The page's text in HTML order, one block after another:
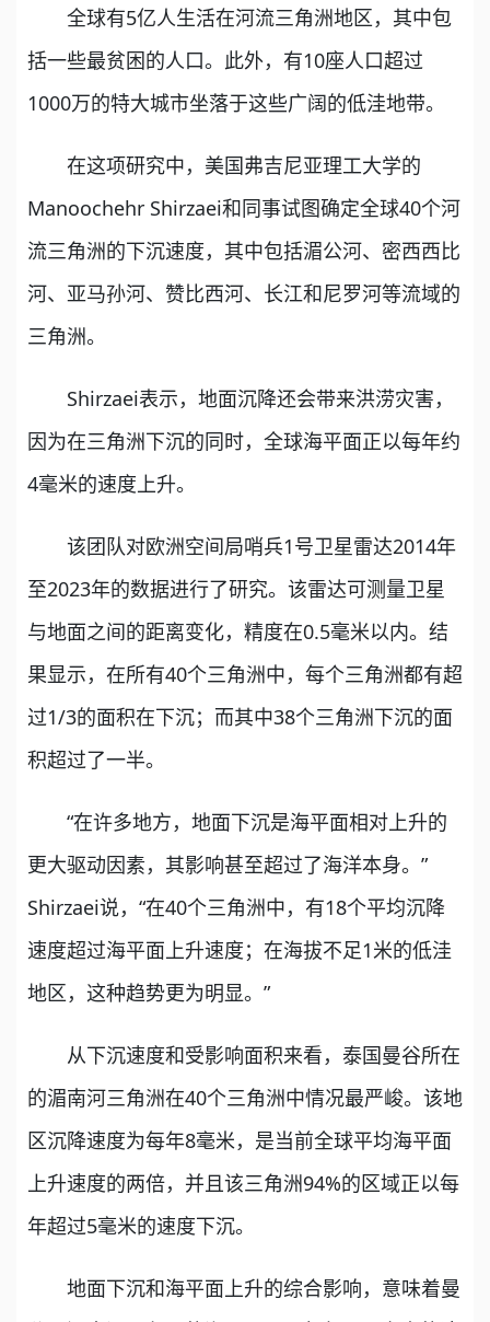
全球有5亿人生活在河流三角洲地区，其中包
括一些最贫困的人口。此外，有10座人口超过
1000万的特大城市坐落于这些广阔的低洼地带。
在这项研究中，美国弗吉尼亚理工大学的
Manoochehr Shirzaei和同事试图确定全球40个河
流三角洲的下沉速度，其中包括湄公河、密西西比
河、亚马孙河、赞比西河、长江和尼罗河等流域的
三角洲。
Shirzaei表示，地面沉降还会带来洪涝灾害，
因为在三角洲下沉的同时，全球海平面正以每年约
4毫米的速度上升。
该团队对欧洲空间局哨兵1号卫星雷达2014年
至2023年的数据进行了研究。该雷达可测量卫星
与地面之间的距离变化，精度在0.5毫米以内。结
果显示，在所有40个三角洲中，每个三角洲都有超
过1/3的面积在下沉；而其中38个三角洲下沉的面
积超过了一半。
“在许多地方，地面下沉是海平面相对上升的
更大驱动因素，其影响甚至超过了海洋本身。”
Shirzaei说，“在40个三角洲中，有18个平均沉降
速度超过海平面上升速度；在海拔不足1米的低洼
地区，这种趋势更为明显。”
从下沉速度和受影响面积来看，泰国曼谷所在
的湄南河三角洲在40个三角洲中情况最严峻。该地
区沉降速度为每年8毫米，是当前全球平均海平面
上升速度的两倍，并且该三角洲94%的区域正以每
年超过5毫米的速度下沉。
地面下沉和海平面上升的综合影响，意味着曼